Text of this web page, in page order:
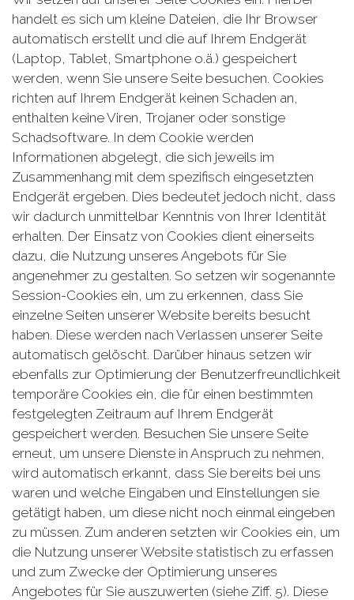
handelt es sich um kleine Dateien, die Ihr Browser
automatisch erstellt und die auf Ihrem Endgerät
(Laptop, Tablet, Smartphone o.ä.) gespeichert
werden, wenn Sie unsere Seite besuchen. Cookies
richten auf Ihrem Endgerät keinen Schaden an,
enthalten keine Viren, Trojaner oder sonstige
Schadsoftware. In dem Cookie werden
Informationen abgelegt, die sich jeweils im
Zusammenhang mit dem spezifisch eingesetzten
Endgerät ergeben. Dies bedeutet jedoch nicht, dass
wir dadurch unmittelbar Kenntnis von Ihrer Identität
erhalten. Der Einsatz von Cookies dient einerseits
dazu, die Nutzung unseres Angebots für Sie
angenehmer zu gestalten. So setzen wir sogenannte
Session-Cookies ein, um zu erkennen, dass Sie
einzelne Seiten unserer Website bereits besucht
haben. Diese werden nach Verlassen unserer Seite
automatisch gelöscht. Darüber hinaus setzen wir
ebenfalls zur Optimierung der Benutzerfreundlichkeit
temporäre Cookies ein, die für einen bestimmten
festgelegten Zeitraum auf Ihrem Endgerät
gespeichert werden. Besuchen Sie unsere Seite
erneut, um unsere Dienste in Anspruch zu nehmen,
wird automatisch erkannt, dass Sie bereits bei uns
waren und welche Eingaben und Einstellungen sie
getätigt haben, um diese nicht noch einmal eingeben
zu müssen. Zum anderen setzten wir Cookies ein, um
die Nutzung unserer Website statistisch zu erfassen
und zum Zwecke der Optimierung unseres
Angebotes für Sie auszuwerten (siehe Ziff. 5). Diese